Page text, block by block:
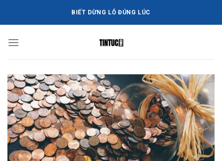
dung
BIẾT DỪNG LỖ ĐÚNG LÚC